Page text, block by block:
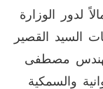
لدور الوزارة
السيد القصير
مصطفى
والسمكية